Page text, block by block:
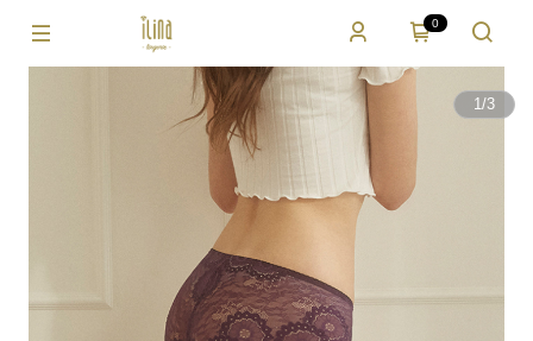
0
1/3